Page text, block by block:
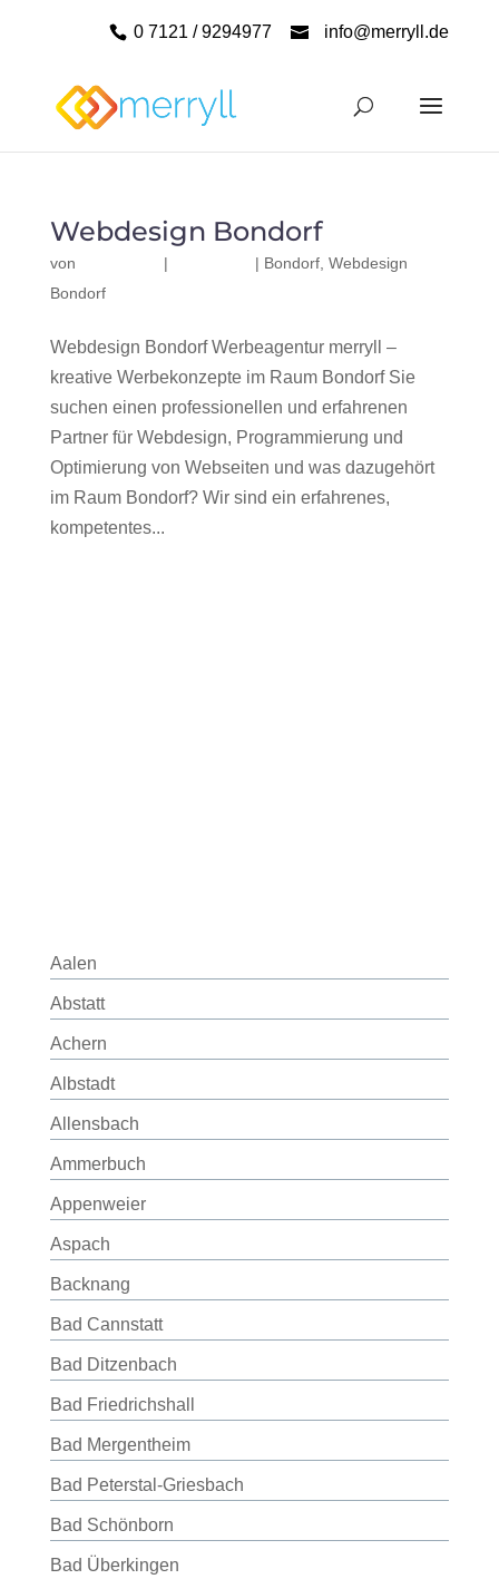
0 7121 / 9294977 info@merryll.de
Webdesign Bondorf
von | | Bondorf, Webdesign
Bondorf
Webdesign Bondorf Werbeagentur merryll –
kreative Werbekonzepte im Raum Bondorf Sie
suchen einen professionellen und erfahrenen
Partner für Webdesign, Programmierung und
Optimierung von Webseiten und was dazugehört
im Raum Bondorf? Wir sind ein erfahrenes,
kompetentes...
Aalen
Abstatt
Achern
Albstadt
Allensbach
Ammerbuch
Appenweier
Aspach
Backnang
Bad Cannstatt
Bad Ditzenbach
Bad Friedrichshall
Bad Mergentheim
Bad Peterstal-Griesbach
Bad Schönborn
Bad Überkingen